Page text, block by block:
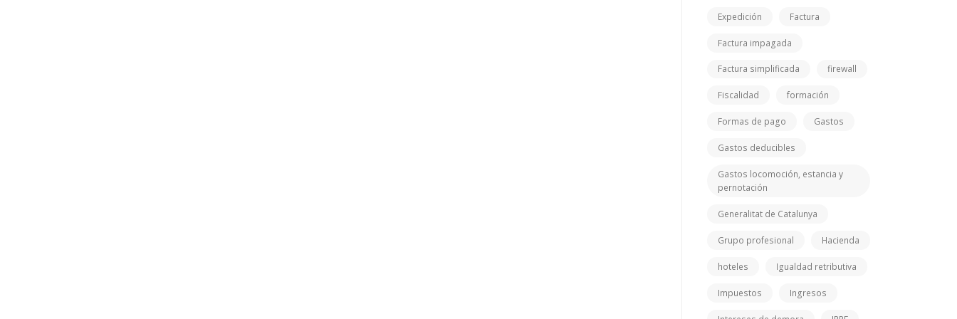
Expedición Factura
Factura impagada
Factura simplificada firewall
Fiscalidad formación
Formas de pago Gastos
Gastos deducibles
Gastos locomoción, estancia y
pernotación
Generalitat de Catalunya
Grupo profesional Hacienda
hoteles Igualdad retributiva
Impuestos Ingresos